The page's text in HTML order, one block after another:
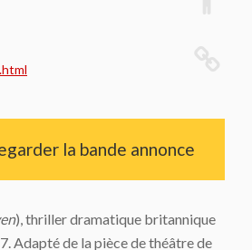
la bande annonce
), thriller dramatique britannique
Adapté de la pièce de théâtre de